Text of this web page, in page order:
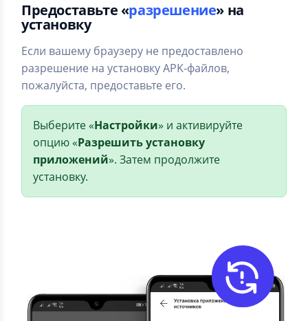
Предоставьте «разрешение» на
установку
Если вашему браузеру не предоставлено
разрешение на установку APK-файлов,
пожалуйста, предоставьте его.
Выберите «Настройки» и активируйте
опцию «Разрешить установку
приложений». Затем продолжите
установку.